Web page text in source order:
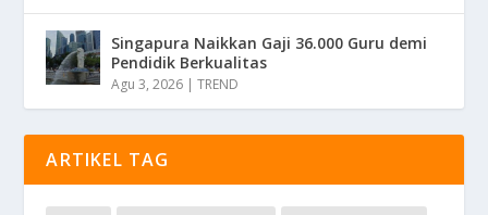
Singapura Naikkan Gaji 36.000 Guru demi
Pendidik Berkualitas
Agu 3, 2026 |TREND
ARTIKEL TAG